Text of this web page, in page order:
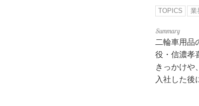
TOPICS 業
二輪車用品
役・信濃孝
きっかけや
入社した後